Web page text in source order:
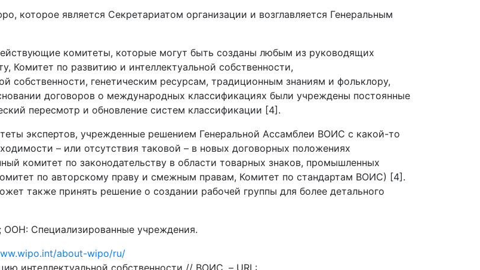
которое является Секретариатом организации и возглавляется Генеральным
комитеты, которые могут быть созданы любым из руководящих
Комитет по развитию и интеллектуальной собственности,
собственности, генетическим ресурсам, традиционным знаниям и фольклору,
договоров о международных классификациях были учреждены постоянные
пересмотр и обновление систем классификации [4].
экспертов, учрежденные решением Генеральной Ассамблеи ВОИС с какой-то
– или отсутствия таковой – в новых договорных положениях
комитет по законодательству в области товарных знаков, промышленных
по авторскому праву и смежным правам, Комитет по стандартам ВОИС) [4].
также принять решение о создании рабочей группы для более детального
Специализированные учреждения.
about-wipo/ru/
интеллектуальной собственности // ВОИС. – URL: